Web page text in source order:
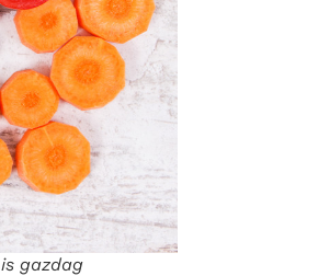
gazdag